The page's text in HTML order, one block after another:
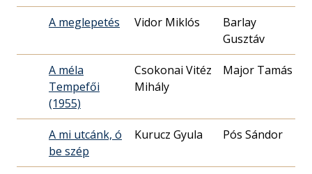
A meglepetés Vidor Miklós
Barlay
Gusztáv
A méla
Tempefői
(1955)
Csokonai Vitéz
Mihály
Major Tamás
A mi utcánk, ó
be szép
Kurucz Gyula Pós Sándor